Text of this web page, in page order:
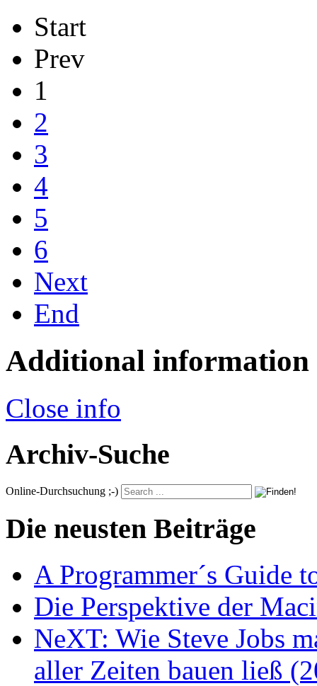
Start
Prev
1
2
3
4
5
6
Next
End
Additional information
Close info
Archiv-Suche
Online-Durchsuchung ;-)
Die neusten Beiträge
A Programmer´s Guide
Die Perspektive der
NeXT: Wie Steve Jobs
aller Zeiten bauen ließ